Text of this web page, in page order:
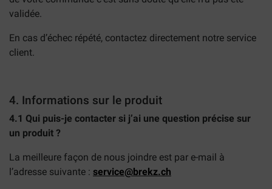
validée.
En cas d’échec répété, contactez directement notre service
client.
4. Informations sur le produit
4.1 Qui puis-je contacter si j’ai une question précise sur
un produit ?
La meilleure façon de nous joindre est par e-mail à
l’adresse suivante : service@brekz.ch